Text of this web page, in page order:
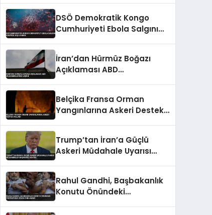
DSÖ Demokratik Kongo
Cumhuriyeti Ebola Salgını
İran’dan Hürmüz Boğazı
Açıklaması ABD
Belçika Fransa Orman
Yangınlarına Askeri Destek
Trump’tan İran’a Güçlü
Askeri Müdahale Uyarısı
Rahul Gandhi, Başbakanlık
Konutu Önündeki